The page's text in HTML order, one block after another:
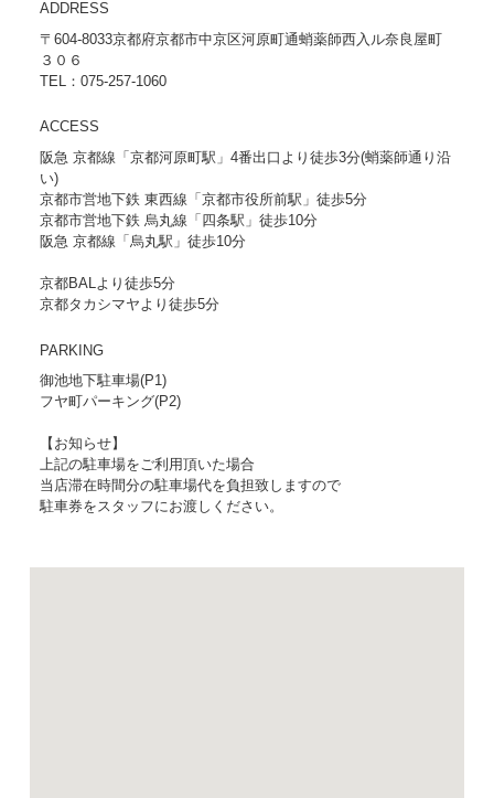
ADDRESS
〒604-8033京都府京都市中京区河原町通蛸薬師西入ル奈良屋町
３０６
TEL：075-257-1060
ACCESS
阪急 京都線「京都河原町駅」4番出口より徒歩3分(蛸薬師通り沿
い)
京都市営地下鉄 東西線「京都市役所前駅」徒歩5分
京都市営地下鉄 烏丸線「四条駅」徒歩10分
阪急 京都線「烏丸駅」徒歩10分
京都BALより徒歩5分
京都タカシマヤより徒歩5分
PARKING
御池地下駐車場(P1)
フヤ町パーキング(P2)
【お知らせ】
上記の駐車場をご利用頂いた場合
当店滞在時間分の駐車場代を負担致しますので
駐車券をスタッフにお渡しください。